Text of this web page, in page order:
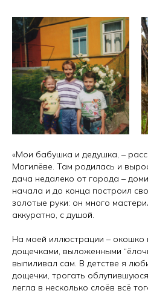
«Мои бабушка и дедушка, –
Могилёве. Там родилась и
дача недалеко от города –
начала и до конца построил
золотые руки: он много
аккуратно, с душой.
На моей иллюстрации –
дощечками, выложенными
выпиливал сам. В детстве я
дощечки, трогать
легла в несколько слоёв всё